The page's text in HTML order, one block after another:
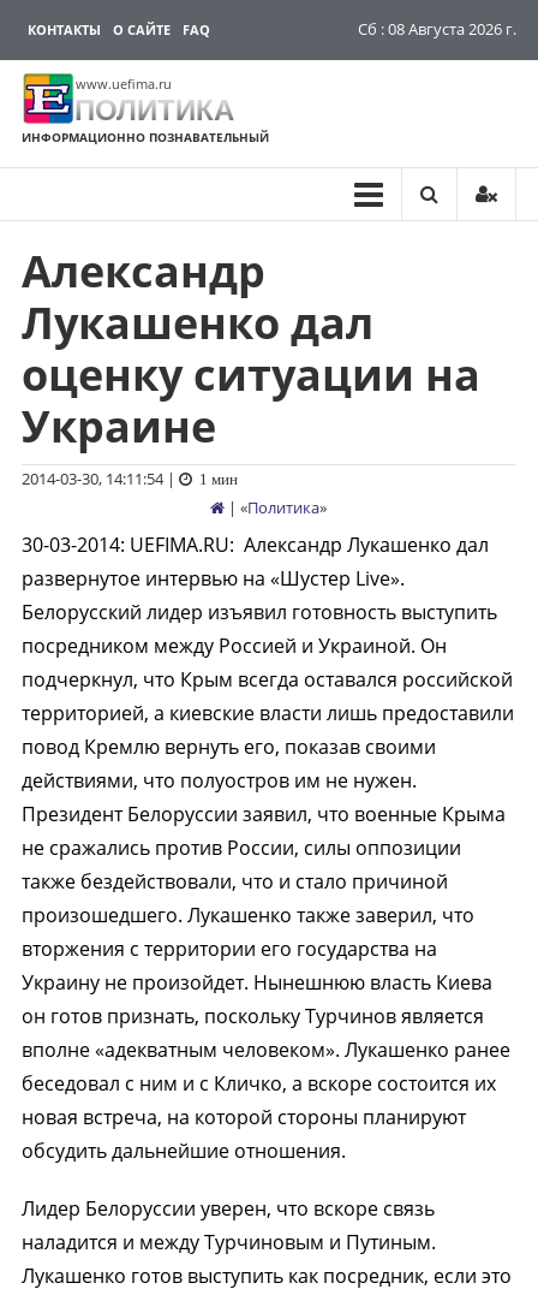
КОНТАКТЫ О САЙТЕ FAQ Сб : 08 Августа 2026 г.
www.uefima.ru
ПОЛИТИКА
ИНФОРМАЦИОННО ПОЗНАВАТЕЛЬНЫЙ
Перейти
содержимому
Александр
Лукашенко дал
оценку ситуации на
Украине
2014-03-30, 14:11:54| 1 мин
| «Политика»
30-03-2014: UEFIMA.RU: Александр Лукашенко дал
развернутое интервью на «Шустер Live».
Белорусский лидер изъявил готовность выступить
посредником между Россией и Украиной. Он
подчеркнул, что Крым всегда оставался российской
территорией, а киевские власти лишь предоставили
повод Кремлю вернуть его, показав своими
действиями, что полуостров им не нужен.
Президент Белоруссии заявил, что военные Крыма
не сражались против России, силы оппозиции
также бездействовали, что и стало причиной
произошедшего. Лукашенко также заверил, что
вторжения с территории его государства на
Украину не произойдет. Нынешнюю власть Киева
он готов признать, поскольку Турчинов является
вполне «адекватным человеком». Лукашенко ранее
беседовал с ним и с Кличко, а вскоре состоится их
новая встреча, на которой стороны планируют
обсудить дальнейшие отношения.
Лидер Белоруссии уверен, что вскоре связь
наладится и между Турчиновым и Путиным.
Лукашенко готов выступить как посредник, если это